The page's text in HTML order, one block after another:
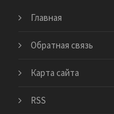
Главная
Обратная связь
Карта сайта
RSS